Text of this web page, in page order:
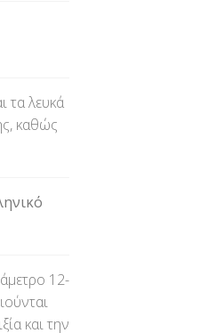
τα λευκά
καθώς
12-
και την